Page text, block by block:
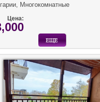
Многокомнатные
Цена: